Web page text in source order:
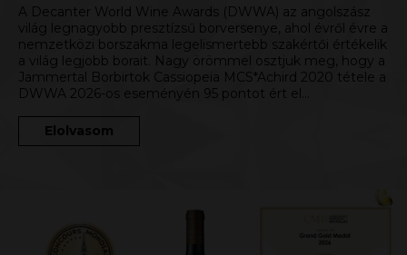
A Decanter World Wine Awards (DWWA) az angolszász
világ legnagyobb presztízsű borversenye, ahol évről évre a
nemzetközi borszakma legelismertebb szakértői értékelik
a világ legjobb borait. Nagy örömmel osztjuk meg, hogy a
Jammertal Borbirtok Cassiopeia MCS*Achird 2020 tétele a
DWWA 2026-os eseményén 95 pontot ért el…
Elolvasom